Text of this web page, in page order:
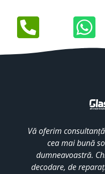
Vă oferim
cea mai bună
dumneavoastră.
decodare, de